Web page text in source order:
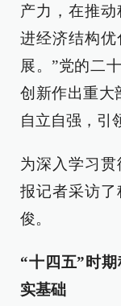
产力，在推
进经济结构
展。”党的二
创新作出重大
自立自强，引
为深入学习
报记者采访了
俊。
“十四五”时
实基础